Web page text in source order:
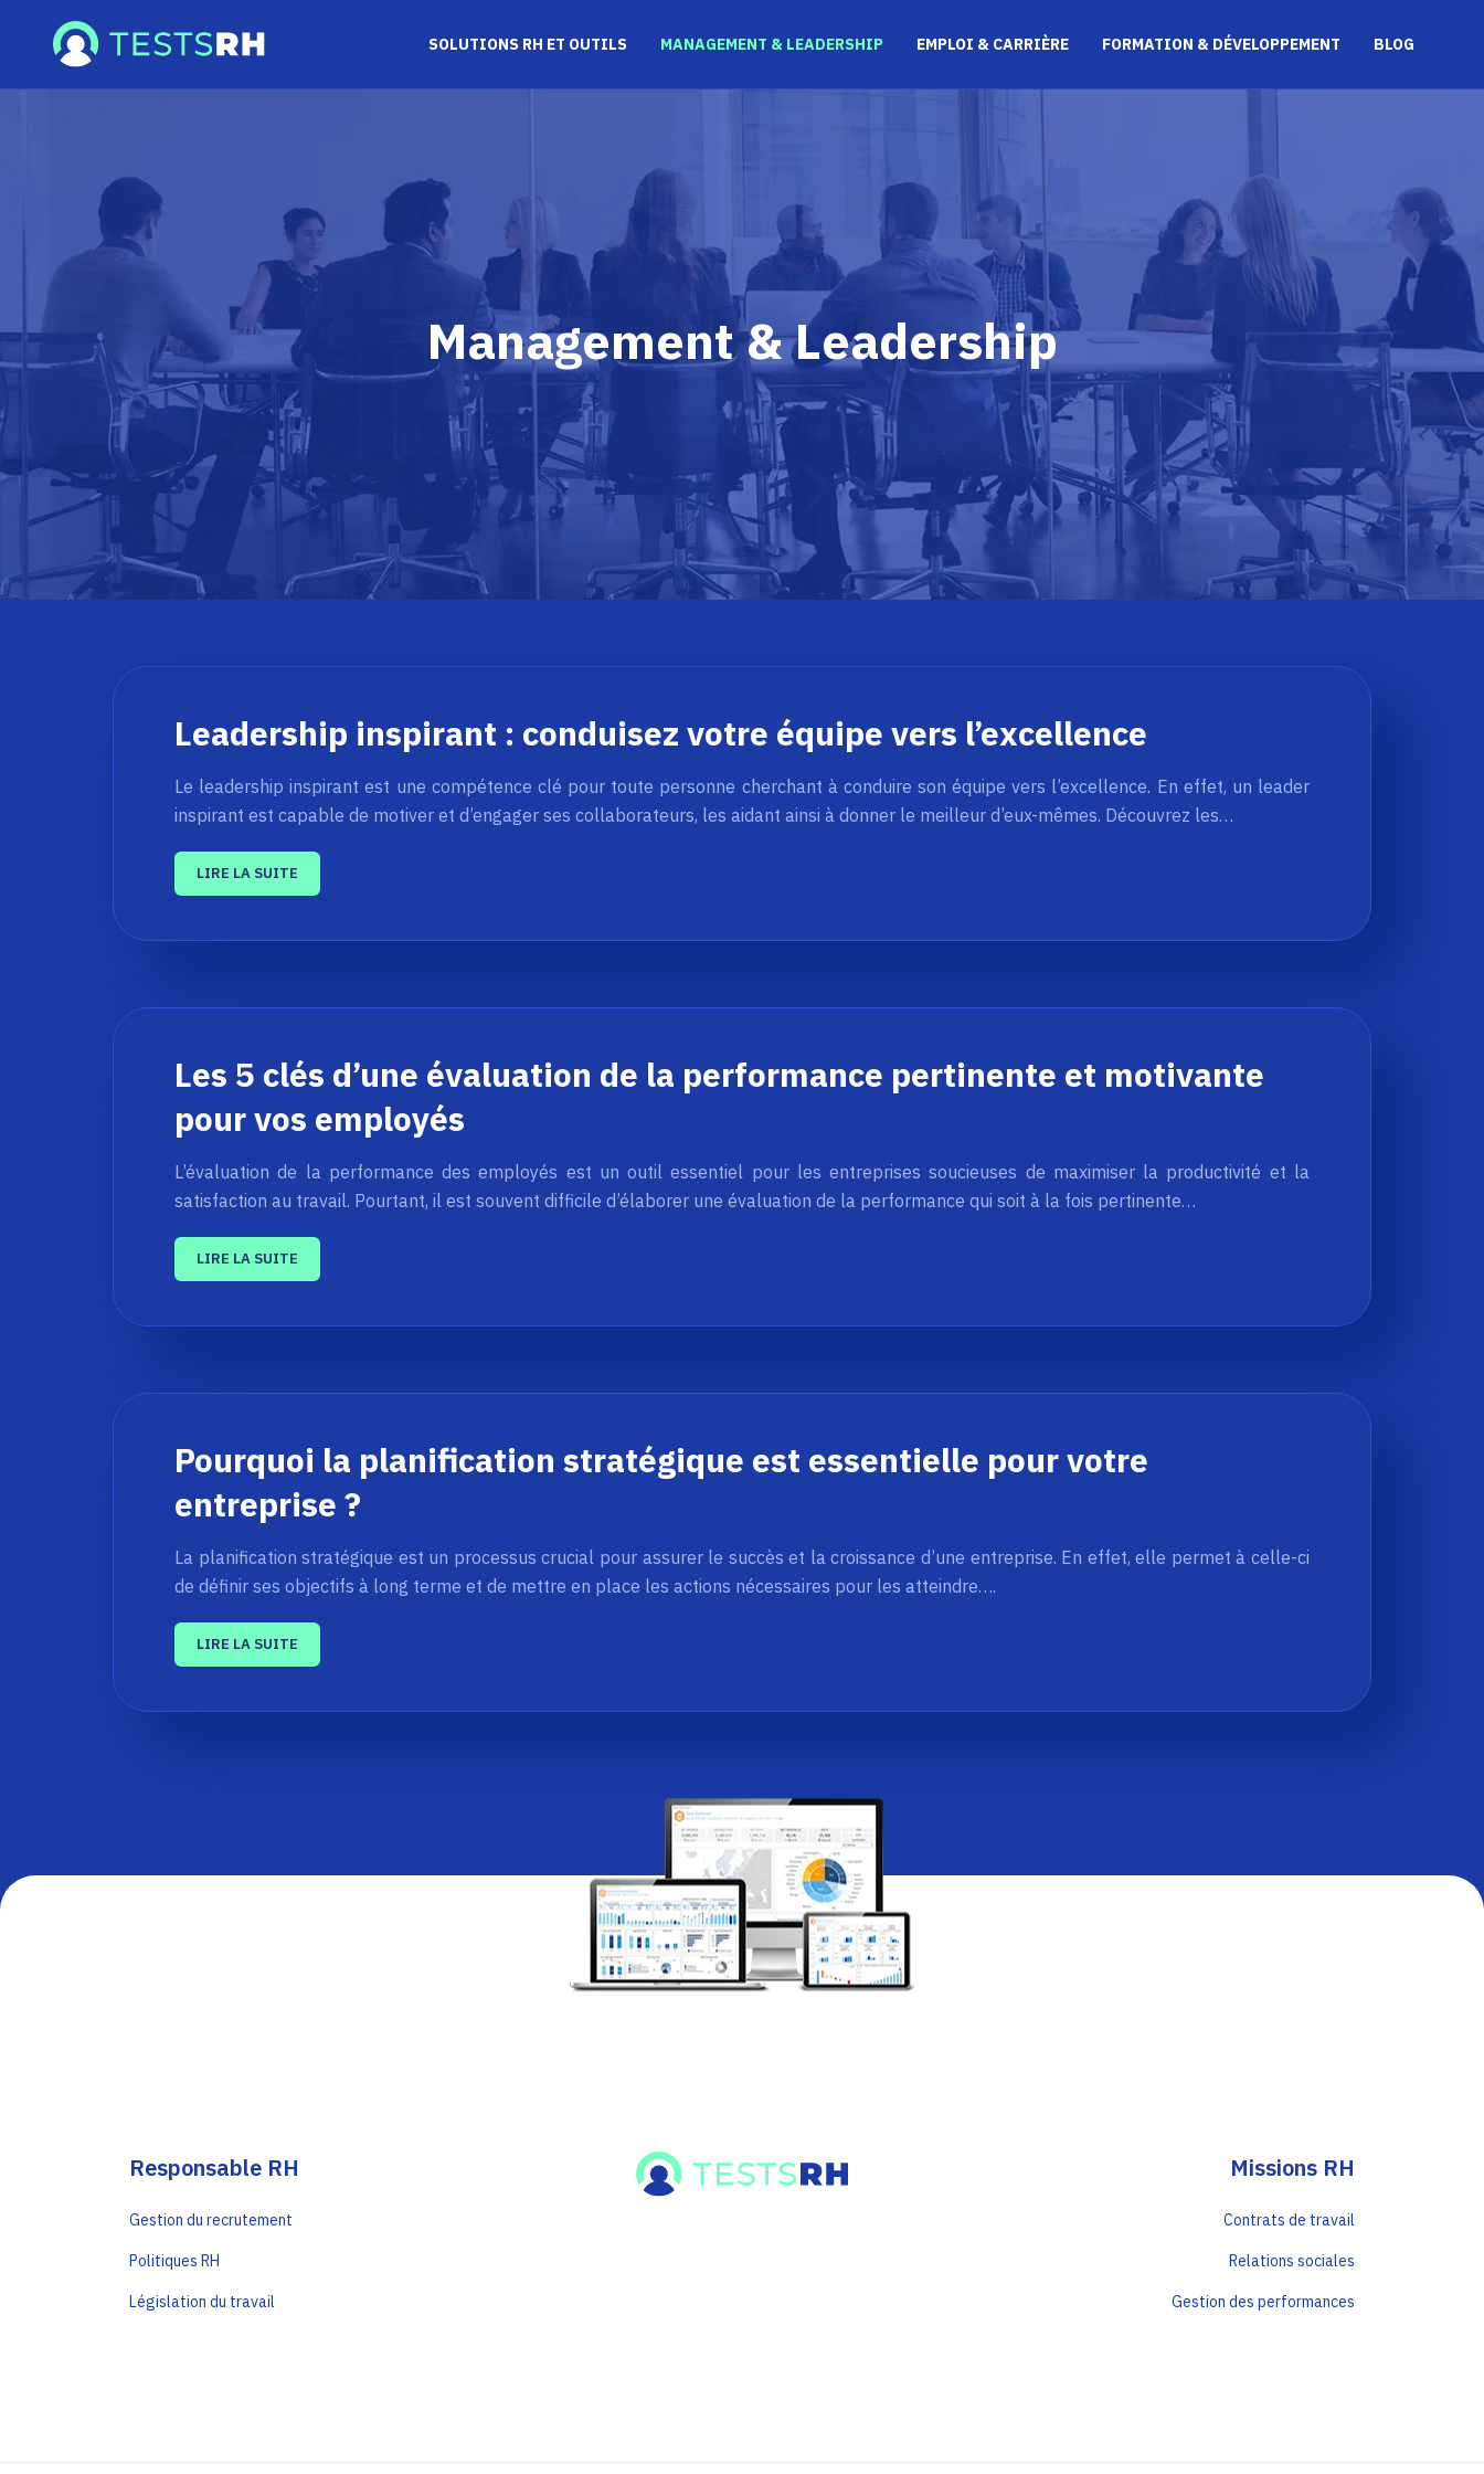
SOLUTIONS RH ET OUTILS MANAGEMENT & LEADERSHIP EMPLOI & CARRIÈRE FORMATION & DÉVELOPPEMENT BLOG
Management & Leadership
Leadership inspirant : conduisez votre équipe vers l’excellence
Le leadership inspirant est une compétence clé pour toute personne cherchant à conduire son équipe vers l’excellence. En effet, un leader
inspirant est capable de motiver et d’engager ses collaborateurs, les aidant ainsi à donner le meilleur d’eux-mêmes. Découvrez les…
LIRE LA SUITE
Les 5 clés d’une évaluation de la performance pertinente et motivante
pour vos employés
L’évaluation de la performance des employés est un outil essentiel pour les entreprises soucieuses de maximiser la productivité et la
satisfaction au travail. Pourtant, il est souvent difficile d’élaborer une évaluation de la performance qui soit à la fois pertinente…
LIRE LA SUITE
Pourquoi la planification stratégique est essentielle pour votre
entreprise ?
La planification stratégique est un processus crucial pour assurer le succès et la croissance d’une entreprise. En effet, elle permet à celle-ci
de définir ses objectifs à long terme et de mettre en place les actions nécessaires pour les atteindre….
LIRE LA SUITE
Responsable RH
Gestion du recrutement
Politiques RH
Législation du travail
Missions RH
Contrats de travail
Relations sociales
Gestion des performances